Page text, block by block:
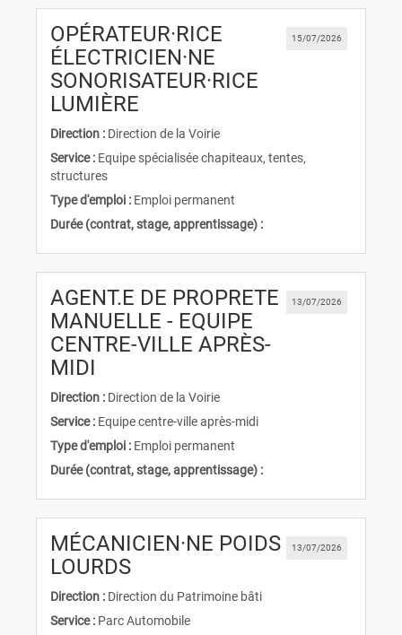
15/07/2026
OPÉRATEUR·RICE
ÉLECTRICIEN·NE
SONORISATEUR·RICE
LUMIÈRE
Direction : Direction de la Voirie
Service : Equipe spécialisée chapiteaux, tentes,
structures
Type d'emploi : Emploi permanent
Durée (contrat, stage, apprentissage) :
13/07/2026
AGENT.E DE PROPRETE
MANUELLE - EQUIPE
CENTRE-VILLE APRÈS-
MIDI
Direction : Direction de la Voirie
Service : Equipe centre-ville après-midi
Type d'emploi : Emploi permanent
Durée (contrat, stage, apprentissage) :
13/07/2026
MÉCANICIEN·NE POIDS
LOURDS(Nouvelle fenêtre)
Direction : Direction du Patrimoine bâti
Service : Parc Automobile